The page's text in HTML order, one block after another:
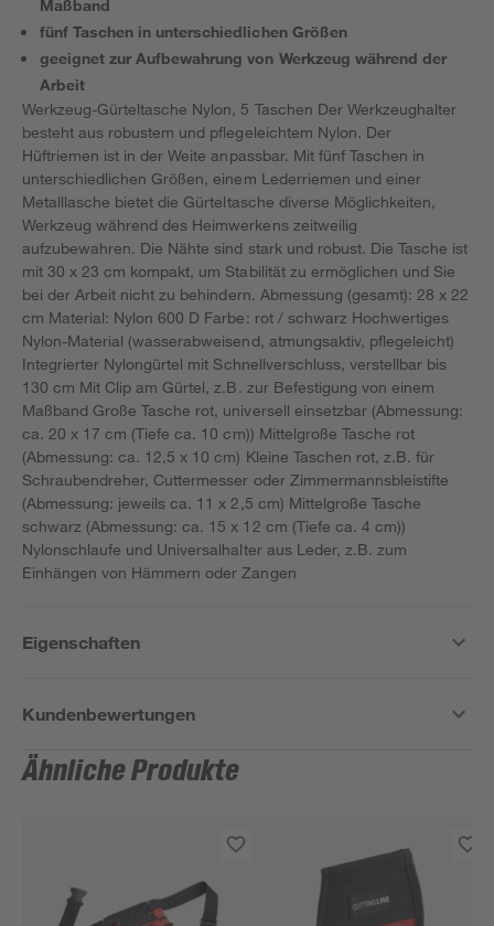
Maßband
fünf Taschen in unterschiedlichen Größen
geeignet zur Aufbewahrung von Werkzeug während der
Arbeit
Werkzeug-Gürteltasche Nylon, 5 Taschen Der Werkzeughalter
besteht aus robustem und pflegeleichtem Nylon. Der
Hüftriemen ist in der Weite anpassbar. Mit fünf Taschen in
unterschiedlichen Größen, einem Lederriemen und einer
Metalllasche bietet die Gürteltasche diverse Möglichkeiten,
Werkzeug während des Heimwerkens zeitweilig
aufzubewahren. Die Nähte sind stark und robust. Die Tasche ist
mit 30 x 23 cm kompakt, um Stabilität zu ermöglichen und Sie
bei der Arbeit nicht zu behindern. Abmessung (gesamt): 28 x 22
cm Material: Nylon 600 D Farbe: rot / schwarz Hochwertiges
Nylon-Material (wasserabweisend, atmungsaktiv, pflegeleicht)
Integrierter Nylongürtel mit Schnellverschluss, verstellbar bis
130 cm Mit Clip am Gürtel, z.B. zur Befestigung von einem
Maßband Große Tasche rot, universell einsetzbar (Abmessung:
ca. 20 x 17 cm (Tiefe ca. 10 cm)) Mittelgroße Tasche rot
(Abmessung: ca. 12,5 x 10 cm) Kleine Taschen rot, z.B. für
Schraubendreher, Cuttermesser oder Zimmermannsbleistifte
(Abmessung: jeweils ca. 11 x 2,5 cm) Mittelgroße Tasche
schwarz (Abmessung: ca. 15 x 12 cm (Tiefe ca. 4 cm))
Nylonschlaufe und Universalhalter aus Leder, z.B. zum
Einhängen von Hämmern oder Zangen
Eigenschaften
Kundenbewertungen
Ähnliche Produkte